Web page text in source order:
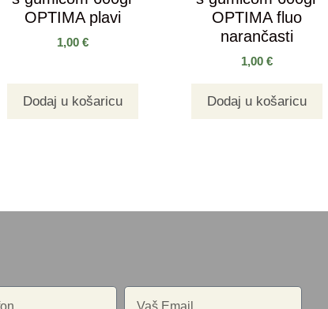
OPTIMA plavi
1,00€
Dodaj u košaricu
OPTIMA fluo
narančasti
1,00 €
Dodaj u košaricu